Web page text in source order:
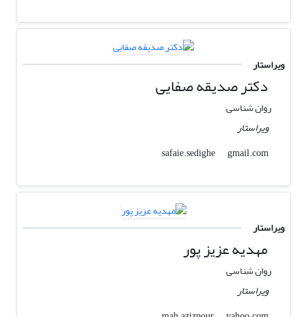
ویراستار
دکتر صدیقه صفایی
روان شناسی
ویراستار
safaie.sedighe
gmail.com
ویراستار
مهدیه عزیز پور
روان شناسی
ویراستار